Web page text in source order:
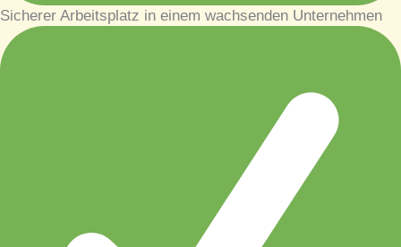
Sicherer Arbeitsplatz in einem wachsenden Unternehmen